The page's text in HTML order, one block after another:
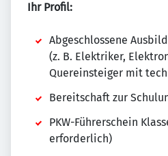
Ihr Profil:
Abgeschlossene
(z. B. Elektriker,
Quereinsteiger mit
Bereitschaft zur
PKW-Führerschein
erforderlich)